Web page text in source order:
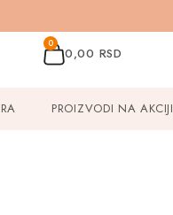
0,00 RSD
0
PROIZVODI NA AKCIJI